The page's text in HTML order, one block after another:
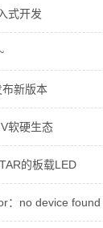
式开发
新版本
软硬生态
的板载LED
：no device found